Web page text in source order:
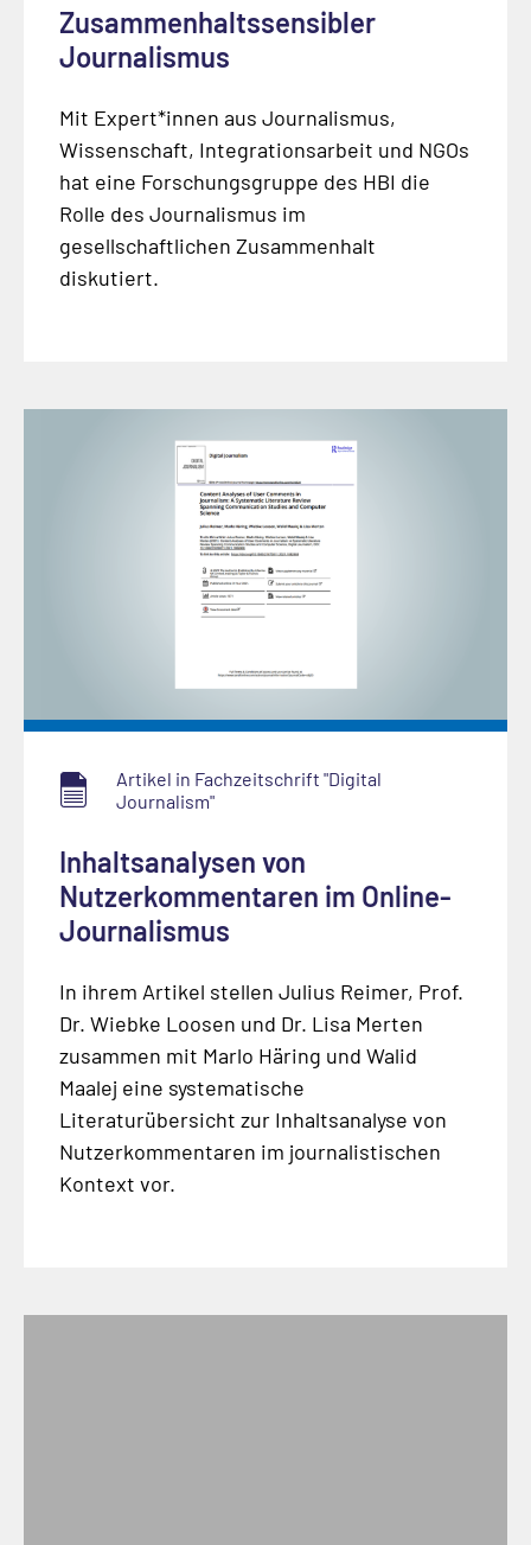
Zusammenhaltssensibler
Journalismus
Mit Expert*innen aus Journalismus,
Wissenschaft, Integrationsarbeit und NGOs
hat eine Forschungsgruppe des HBI die
Rolle des Journalismus im
gesellschaftlichen Zusammenhalt
diskutiert.
Artikel in Fachzeitschrift "Digital
Journalism"
Inhaltsanalysen von
Nutzerkommentaren im Online-
Journalismus
In ihrem Artikel stellen Julius Reimer, Prof.
Dr. Wiebke Loosen und Dr. Lisa Merten
zusammen mit Marlo Häring und Walid
Maalej eine systematische
Literaturübersicht zur Inhaltsanalyse von
Nutzerkommentaren im journalistischen
Kontext vor.